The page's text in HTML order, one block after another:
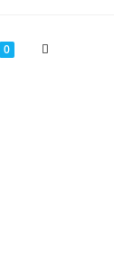
0 Toggle